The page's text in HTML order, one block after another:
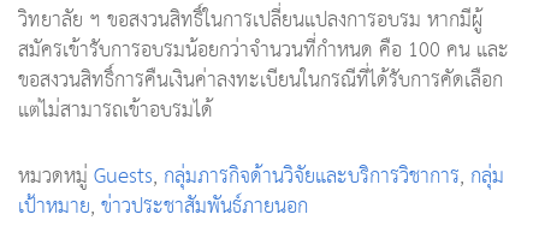
วิทยาลัย ฯ ขอสงวนสิทธิ์ในการเปลี่ยนแปลงการอบรม หากมีผู้
สมัครเข้ารับการอบรมน้อยกว่าจำนวนที่กำหนด คือ 100 คน และ
ขอสงวนสิทธิ์การคืนเงินค่าลงทะเบียนในกรณีที่ได้รับการคัดเลือก
แต่ไม่สามารถเข้าอบรมได้
หมวดหมู่Guests, กลุ่มภารกิจด้านวิจัยและบริการวิชาการ, กลุ่ม
เป้าหมาย,ข่าวประชาสัมพันธ์ภายนอก